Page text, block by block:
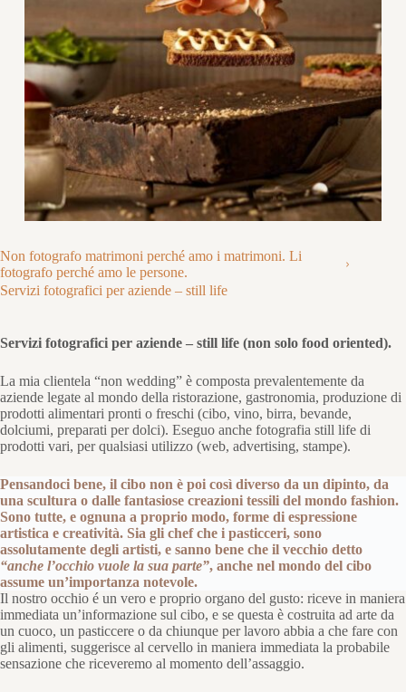
Non fotografo matrimoni perché amo i matrimoni. Li
fotografo perché amo le persone.
Servizi fotografici per aziende – still life
Servizi fotografici per aziende – still life (non solo food oriented).
La mia clientela “non wedding” è composta prevalentemente da
aziende legate al mondo della ristorazione, gastronomia, produzione di
prodotti alimentari pronti o freschi (cibo, vino, birra, bevande,
dolciumi, preparati per dolci). Eseguo anche fotografia still life di
prodotti vari, per qualsiasi utilizzo (web, advertising, stampe).
Pensandoci bene, il cibo non è poi così diverso da un dipinto, da
una scultura o dalle fantasiose creazioni tessili del mondo fashion.
Sono tutte, e ognuna a proprio modo, forme di espressione
artistica e creatività. Sia gli chef che i pasticceri, sono
assolutamente degli artisti, e sanno bene che il vecchio detto
“anche l’occhio vuole la sua parte”, anche nel mondo del cibo
assume un’importanza notevole.
Il nostro occhio é un vero e proprio organo del gusto: riceve in maniera
immediata un’informazione sul cibo, e se questa è costruita ad arte da
un cuoco, un pasticcere o da chiunque per lavoro abbia a che fare con
gli alimenti, suggerisce al cervello in maniera immediata la probabile
sensazione che riceveremo al momento dell’assaggio.